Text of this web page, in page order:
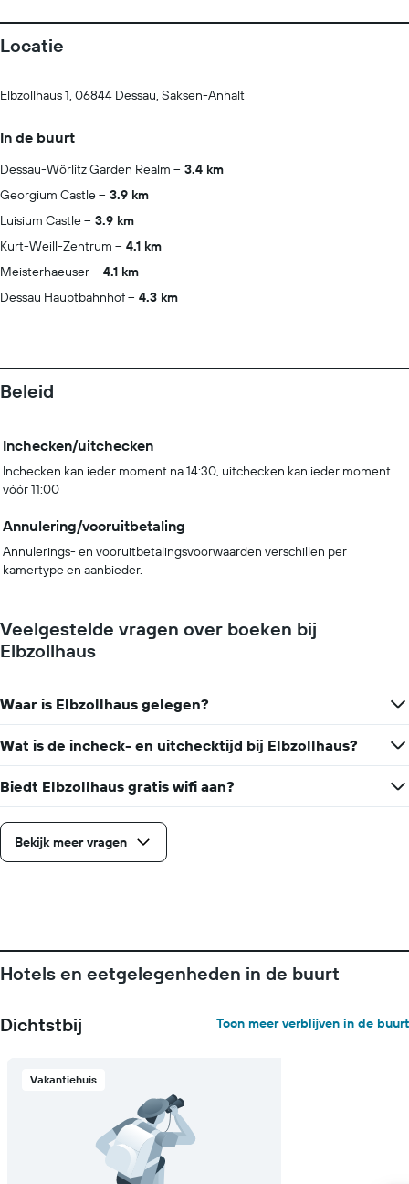
Locatie
Elbzollhaus 1, 06844 Dessau, Saksen-Anhalt
In de buurt
Dessau-Wörlitz Garden Realm
3.4 km
Georgium Castle
3.9 km
Luisium Castle
3.9 km
Kurt-Weill-Zentrum
4.1 km
Meisterhaeuser
4.1 km
Dessau Hauptbahnhof
4.3 km
Beleid
Inchecken/uitchecken
Inchecken kan ieder moment na 14:30, uitchecken kan ieder moment
vóór 11:00
Annulering/vooruitbetaling
Annulerings- en vooruitbetalingsvoorwaarden verschillen per
kamertype en aanbieder.
Veelgestelde vragen over boeken bij
Elbzollhaus
Waar is Elbzollhaus gelegen?
Wat is de incheck- en uitchecktijd bij Elbzollhaus?
Biedt Elbzollhaus gratis wifi aan?
Bekijk meer vragen
Hotels en eetgelegenheden in de buurt
Dichtstbij Toon meer verblijven in de buurt
Vakantiehuis